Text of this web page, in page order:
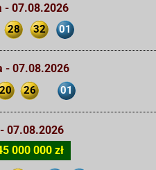
- 07.08.2026
28 32 01
- 07.08.2026
26 01
07.08.2026
000 000 zł